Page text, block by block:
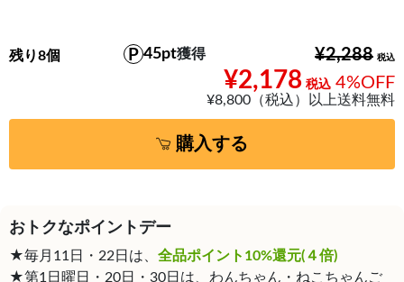
¥2,288
¥2,178 4%OFF
45pt獲得
¥8,800（税込）以上送料無料
残り8個
購入する
おトクなポイントデー
★毎月11日・22日は、 全品ポイント10%還元(４倍)
★第1日曜日・20日・30日は、わんちゃん・ねこちゃんご